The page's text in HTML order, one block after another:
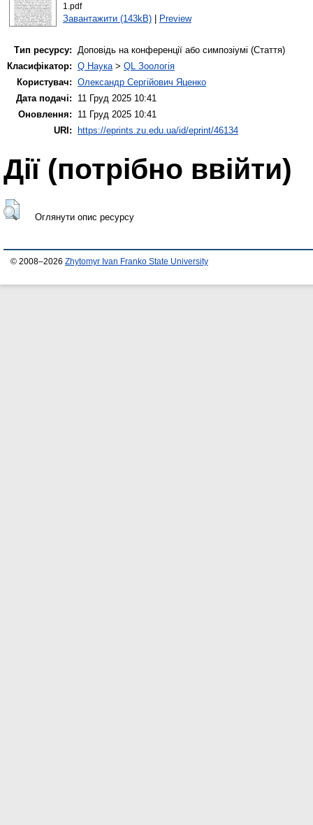
1.pdf
Завантажити (143kB)| Preview
Тип ресурсу: Доповідь на конференції або симпозіумі (Стаття)
Класифікатор: Q Наука> QL Зоологія
Користувач: Олександр Сергійович Яценко
Дата подачі:
11 Груд 2025 10:41
Оновлення:
11 Груд 2025 10:41
URI:
https://eprints.zu.edu.ua/id/eprint/46134
Дії ​​(потрібно ввійти)
Оглянути опис ресурсу
© 2008–2026 Zhytomyr Ivan Franko State University